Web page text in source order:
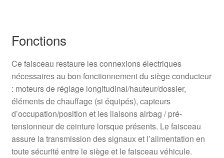
Fonctions
Ce faisceau restaure les connexions électriques
nécessaires au bon fonctionnement du siège conducteur
: moteurs de réglage longitudinal/hauteur/dossier,
éléments de chauffage (si équipés), capteurs
d’occupation/position et les liaisons airbag / pré-
tensionneur de ceinture lorsque présents. Le faisceau
assure la transmission des signaux et l’alimentation en
toute sécurité entre le siège et le faisceau véhicule.